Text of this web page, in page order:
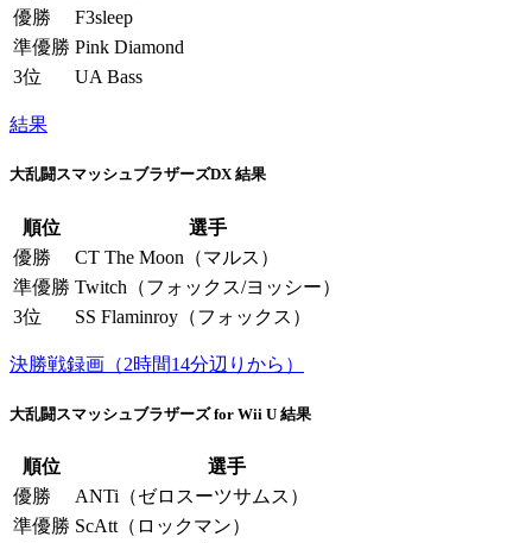
優勝
F3sleep
準優勝 Pink Diamond
3位
UA Bass
結果
大乱闘スマッシュブラザーズDX 結果
順位
選手
優勝
CT The Moon（マルス）
準優勝 Twitch（フォックス/ヨッシー）
3位
SS Flaminroy（フォックス）
決勝戦録画（2時間14分辺りから）
大乱闘スマッシュブラザーズ for Wii U 結果
順位
選手
優勝
ANTi（ゼロスーツサムス）
準優勝 ScAtt（ロックマン）